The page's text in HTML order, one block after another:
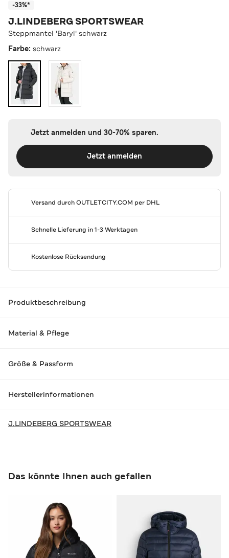
-33%*
J.LINDEBERG SPORTSWEAR
Steppmantel 'Baryl' schwarz
Farbe: schwarz
Jetzt anmelden und 30-70% sparen.
Jetzt anmelden
Versand durchOUTLETCITY.COM per DHL
Schnelle Lieferung in 1-3 Werktagen
Kostenlose Rücksendung
Produktbeschreibung
Material & Pflege
Größe & Passform
Herstellerinformationen
J.LINDEBERG SPORTSWEAR
Das könnte Ihnen auch gefallen